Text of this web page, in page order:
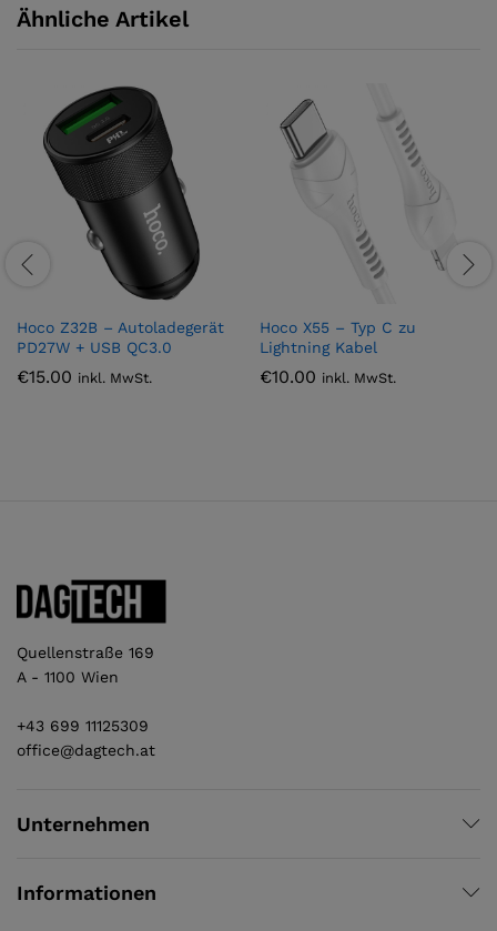
Ähnliche Artikel
Hoco Z32B – Autoladegerät
PD27W + USB QC3.0
€15.00 inkl. MwSt.
Hoco X55 – Typ C zu
Lightning Kabel
€10.00 inkl. MwSt.
Quellenstraße 169
A - 1100 Wien
+43 699 11125309
office@dagtech.at
Unternehmen
Informationen